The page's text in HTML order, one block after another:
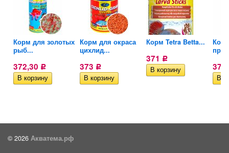
Корм для золотых
рыб...
372,30 Р
Корм для окраса
цихлид...
373 Р
Корм Tetra Betta...
371 Р
373
© 2026 Акватема.рф